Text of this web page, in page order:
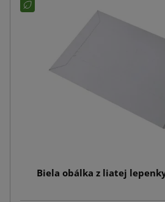
Biela obálka z liatej